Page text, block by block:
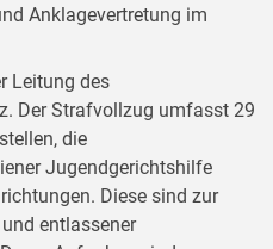
Anklagevertretung im
Leitung des
Der Strafvollzug umfasst 29
die
Jugendgerichtshilfe
Diese sind zur
entlassener